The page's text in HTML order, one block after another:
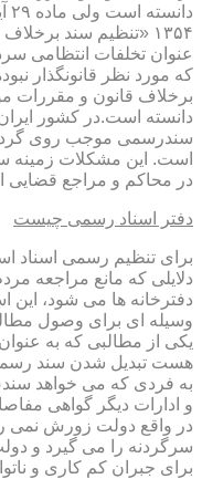
۱۳۵۴ «تنظیم سند
عنوان تخلفات انتظامی
که مورد نظر قانونگذار
برخلاف قانون و
دانسته است.در کشور
سندرسمی موجب روی
است. این مشکلات زمینه
در محاکم و مراجع
دفتر اسناد رسمی چیست
برای تنظیم رسمی اسناد
دلایلی که مانع مراجعه
دفترخانه ها می شود،
وسیله ای برای وصول
یکی از مطالبی که به
هست تبدیل شدن سند
به فردی که می خواهد
و ادارات دیگر گواهی
در واقع دولت زورش نمی
سرگردنه را می گیرد و
برای جبران کم کاری و